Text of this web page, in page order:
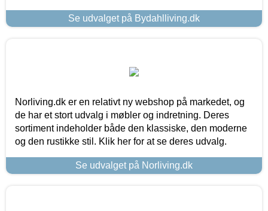
Se udvalget på Bydahlliving.dk
Norliving.dk er en relativt ny webshop på markedet, og
de har et stort udvalg i møbler og indretning. Deres
sortiment indeholder både den klassiske, den moderne
og den rustikke stil. Klik her for at se deres udvalg.
Se udvalget på Norliving.dk